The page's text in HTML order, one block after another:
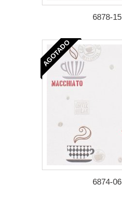
6878-15
AGOTADO
6874-06